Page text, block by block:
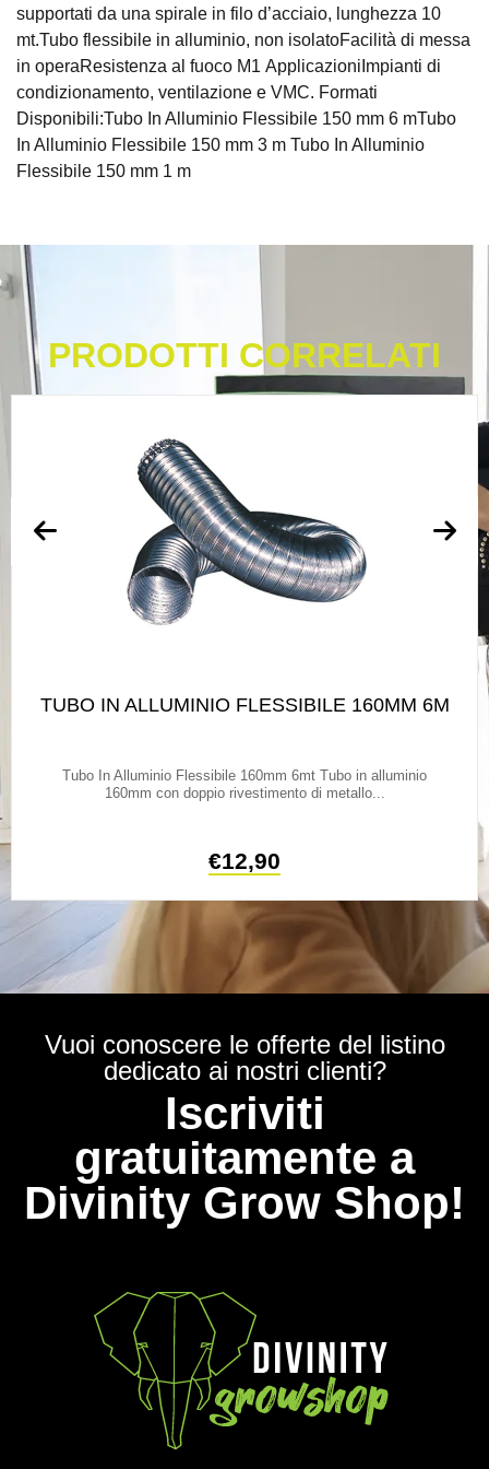
supportati da una spirale in filo d’acciaio, lunghezza 10
mt.Tubo flessibile in alluminio, non isolatoFacilità di messa
in operaResistenza al fuoco M1 ApplicazioniImpianti di
condizionamento, ventilazione e VMC. Formati
Disponibili:Tubo In Alluminio Flessibile 150 mm 6 mTubo
In Alluminio Flessibile 150 mm 3 m Tubo In Alluminio
Flessibile 150 mm 1 m
PRODOTTI CORRELATI
TUBO IN ALLUMINIO FLESSIBILE 160MM 6M
Tubo In Alluminio Flessibile 160mm 6mt Tubo in alluminio
160mm con doppio rivestimento di metallo...
€12,90
Vuoi conoscere le offerte del listino
dedicato ai nostri clienti?
Iscriviti
gratuitamente a
Divinity Grow Shop!